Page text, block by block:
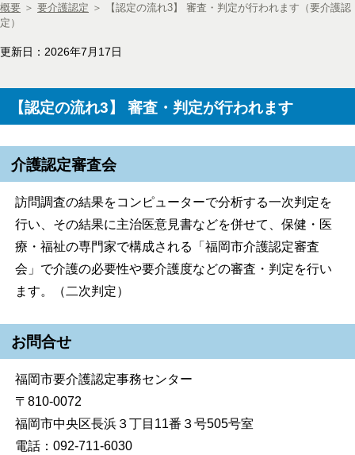
概要 ＞ 要介護認定 ＞
【認定の流れ3】 審査・判定が行われます（要介護認
定）
更新日：2026年7月17日
【認定の流れ3】 審査・判定が行われます
介護認定審査会
訪問調査の結果をコンピューターで分析する一次判定を
行い、その結果に主治医意見書などを併せて、保健・医
療・福祉の専門家で構成される「福岡市介護認定審査
会」で介護の必要性や要介護度などの審査・判定を行い
ます。（二次判定）
お問合せ
福岡市要介護認定事務センター
〒810-0072
福岡市中央区長浜３丁目11番３号505号室
電話：092-711-6030